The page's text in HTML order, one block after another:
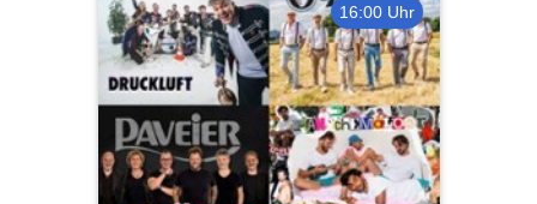
16:00 Uhr